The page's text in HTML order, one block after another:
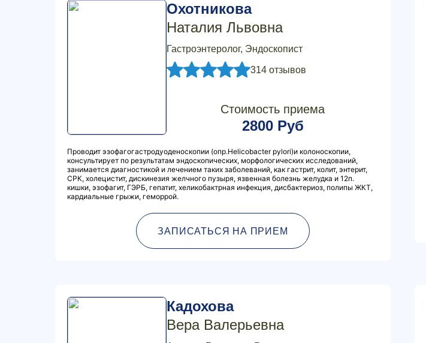
Охотникова
Наталия Львовна
Гастроэнтеролог, Эндоскопист
314 отзывов
Стоимость приема
2800 Руб
Проводит эзофагогастродуоденоскопии (опр.Hеlicobacter pylori)и колоноскопии,
консультирует по результатам эндоскопических, морфологических исследований,
занимается диагностикой и лечением таких заболеваний, как гастрит, колит, энтерит,
СРК, холецистит, дискинезия желчного пузыря, язвенная болезнь желудка и 12п.
кишки, эзофагит, ГЭРБ, гепатит, хеликобактрная инфекция, дисбактериоз, полипы ЖКТ,
кардиальные грыжи, геморрой.
ЗАПИСАТЬСЯ НА ПРИЕМ
Кадохова
Вера Валерьевна